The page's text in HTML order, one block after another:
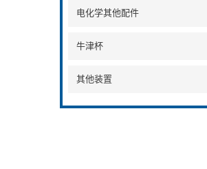
电化学其他配件
牛津杯
其他装置